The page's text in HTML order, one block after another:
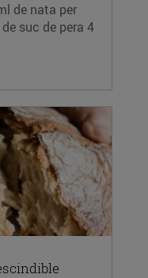
de nata per
suc de pera 4